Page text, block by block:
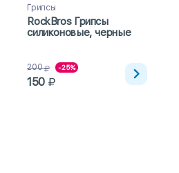
Грипсы
RockBros Грипсы
силиконовые, черные
200 -25%
150